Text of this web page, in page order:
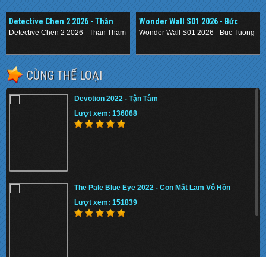
Detective Chen 2 2026 - Thần
Thám Nằm Vùng 2
Detective Chen 2 2026 - Than Tham Nam Vung 2
Wonder Wall S01 2026 - Bức
Tường Mê Cung
Wonder Wall S01 2026 - Buc Tuong
CÙNG THỂ LOẠI
Devotion 2022 - Tận Tâm
Lượt xem: 136068
The Pale Blue Eye 2022 - Con Mắt Lam Vô Hồn
Lượt xem: 151839